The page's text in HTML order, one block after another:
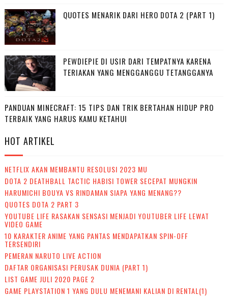
QUOTES MENARIK DARI HERO DOTA 2 (PART 1)
PEWDIEPIE DI USIR DARI TEMPATNYA KARENA
TERIAKAN YANG MENGGANGGU TETANGGANYA
PANDUAN MINECRAFT: 15 TIPS DAN TRIK BERTAHAN HIDUP PRO
TERBAIK YANG HARUS KAMU KETAHUI
HOT ARTIKEL
NETFLIX AKAN MEMBANTU RESOLUSI 2023 MU
DOTA 2 DEATHBALL TACTIC HABISI TOWER SECEPAT MUNGKIN
HARUMICHI BOUYA VS RINDAMAN SIAPA YANG MENANG??
QUOTES DOTA 2 PART 3
YOUTUBE LIFE RASAKAN SENSASI MENJADI YOUTUBER LIFE LEWAT
VIDEO GAME
10 KARAKTER ANIME YANG PANTAS MENDAPATKAN SPIN-OFF
TERSENDIRI
PEMERAN NARUTO LIVE ACTION
DAFTAR ORGANISASI PERUSAK DUNIA (PART 1)
LIST GAME JULI 2020 PAGE 2
GAME PLAYSTATION 1 YANG DULU MENEMANI KALIAN DI RENTAL(1)